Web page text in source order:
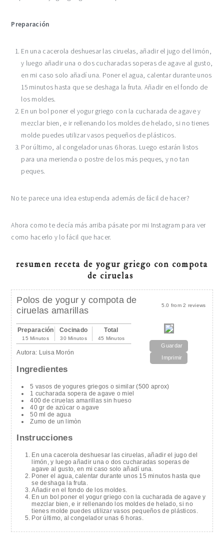
Preparación
En una cacerola deshuesar las ciruelas, añadir el jugo del limón,
y luego añadir una o dos cucharadas soperas de agave al gusto,
en mi caso solo añadí una. Poner el agua, calentar durante unos
15 minutos hasta que se deshaga la fruta. Añadir en el fondo de
los moldes.
En un bol poner el yogur griego con la cucharada de agave y
mezclar bien, e ir rellenando los moldes de helado, si no tienes
molde puedes utilizar vasos pequeños de plásticos.
Por último, al congelador unas 6 horas. Luego estarán listos
para una merienda o postre de los más peques, y no tan
peques.
No te parece una idea estupenda además de fácil de hacer?
Ahora como te decía más arriba pásate por mi Instagram para ver
como hacerlo y lo fácil que hacer.
resumen receta de yogur griego con compota
de ciruelas
5.0 from2 reviews
Polos de yogur y compota de
ciruelas amarillas
Guardar
Imprimir
Preparación
15 Minutos
Cocinado
30 Minutos
Total
45 Minutos
Autora: Luisa Morón
Ingredientes
5 vasos de yogures griegos o similar (500 aprox)
1 cucharada sopera de agave o miel
400 de ciruelas amarillas sin hueso
40 gr de azúcar o agave
50 ml de agua
Zumo de un limòn
Instrucciones
En una cacerola deshuesar las ciruelas, añadir el jugo del
limón, y luego añadir una o dos cucharadas soperas de
agave al gusto, en mi caso solo añadí una.
Poner el agua, calentar durante unos 15 minutos hasta que
se deshaga la fruta.
Añadir en el fondo de los moldes.
En un bol poner el yogur griego con la cucharada de agave y
mezclar bien, e ir rellenando los moldes de helado, si no
tienes molde puedes utilizar vasos pequeños de plásticos.
Por último, al congelador unas 6 horas.